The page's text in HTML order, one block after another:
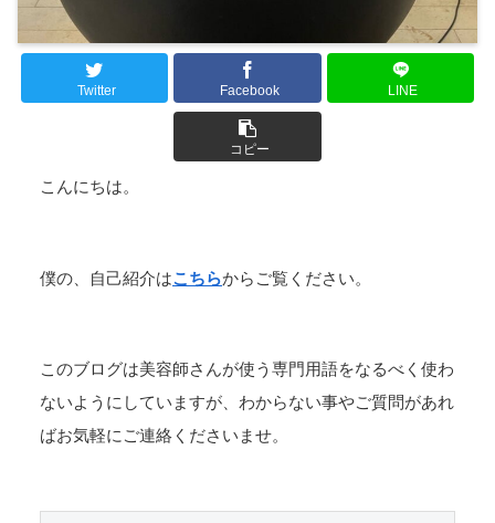
Twitter Facebook LINE
コピー
こんにちは。
僕の、自己紹介はこちらからご覧ください。
このブログは美容師さんが使う専門用語をなるべく使わ
ないようにしていますが、わからない事やご質問があれ
ばお気軽にご連絡くださいませ。